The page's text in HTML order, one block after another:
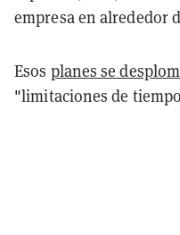
empresa en alrededor
Esos planes se
"limitaciones de